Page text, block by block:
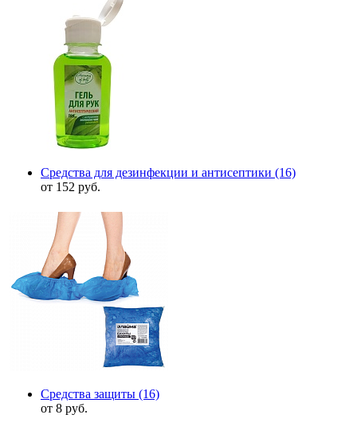
Средства для дезинфекции и антисептики (16)
от 152 руб.
Средства защиты (16)
от 8 руб.